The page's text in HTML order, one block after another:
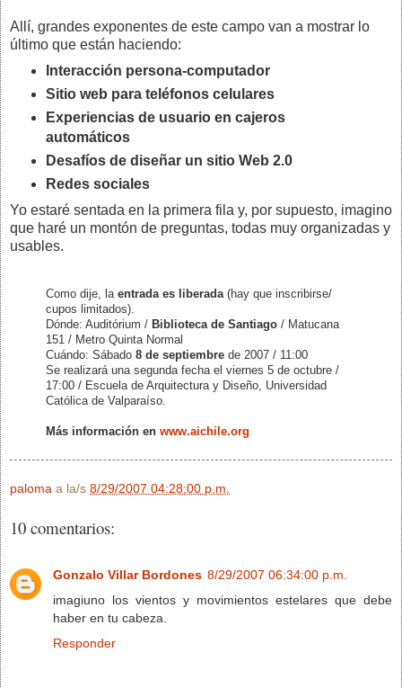
Allí, grandes exponentes de este campo van a mostrar lo
último que están haciendo:
Interacción persona-computador
Sitio web para teléfonos celulares
Experiencias de usuario en cajeros
automáticos
Desafíos de diseñar un sitio Web 2.0
Redes sociales
Yo estaré sentada en la primera fila y, por supuesto, imagino
que haré un montón de preguntas, todas muy organizadas y
usables.
Como dije, la entrada es liberada (hay que inscribirse/
cupos limitados).
Dónde: Auditórium / Biblioteca de Santiago / Matucana
151 / Metro Quinta Normal
Cuándo: Sábado 8 de septiembre de 2007 / 11:00
Se realizará una segunda fecha el viernes 5 de octubre /
17:00 / Escuela de Arquitectura y Diseño, Universidad
Católica de Valparaíso.
Más información en www.aichile.org
paloma a la/s 8/29/2007 04:28:00 p.m.
10 comentarios:
Gonzalo Villar Bordones 8/29/2007 06:34:00 p.m.
imagiuno los vientos y movimientos estelares que debe
haber en tu cabeza.
Responder